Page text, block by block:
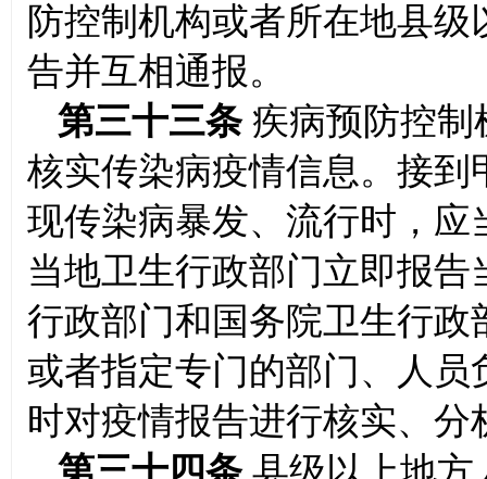
防控制机构或者所在地县
告并互相通报。
第三十三条 疾病预防控制
核实传染病疫情信息。接
现传染病暴发、流行时，
当地卫生行政部门立即报
行政部门和国务院卫生行
或者指定专门的部门、人
时对疫情报告进行核实、分
第三十四条 县级以上地方